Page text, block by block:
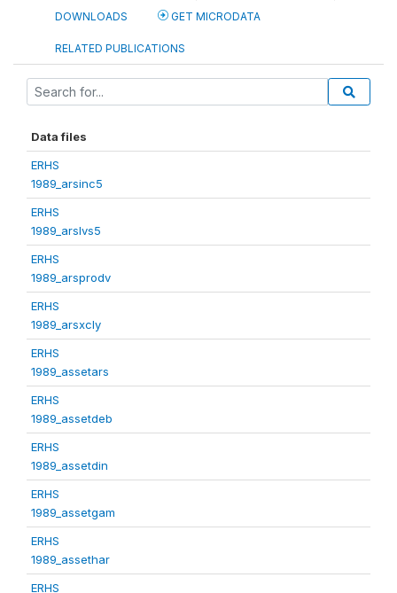
DOWNLOADS GET MICRODATA
RELATED PUBLICATIONS
Data files
ERHS
1989_arsinc5
ERHS
1989_arslvs5
ERHS
1989_arsprodv
ERHS
1989_arsxcly
ERHS
1989_assetars
ERHS
1989_assetdeb
ERHS
1989_assetdin
ERHS
1989_assetgam
ERHS
1989_assethar
ERHS